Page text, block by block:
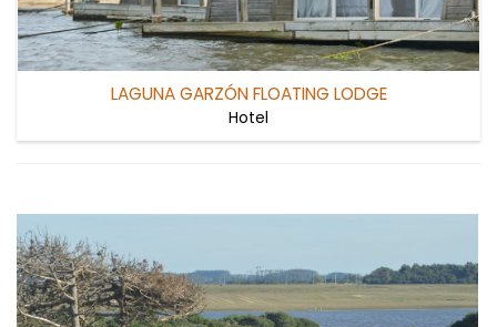
LAGUNA GARZÓN FLOATING LODGE
Hotel